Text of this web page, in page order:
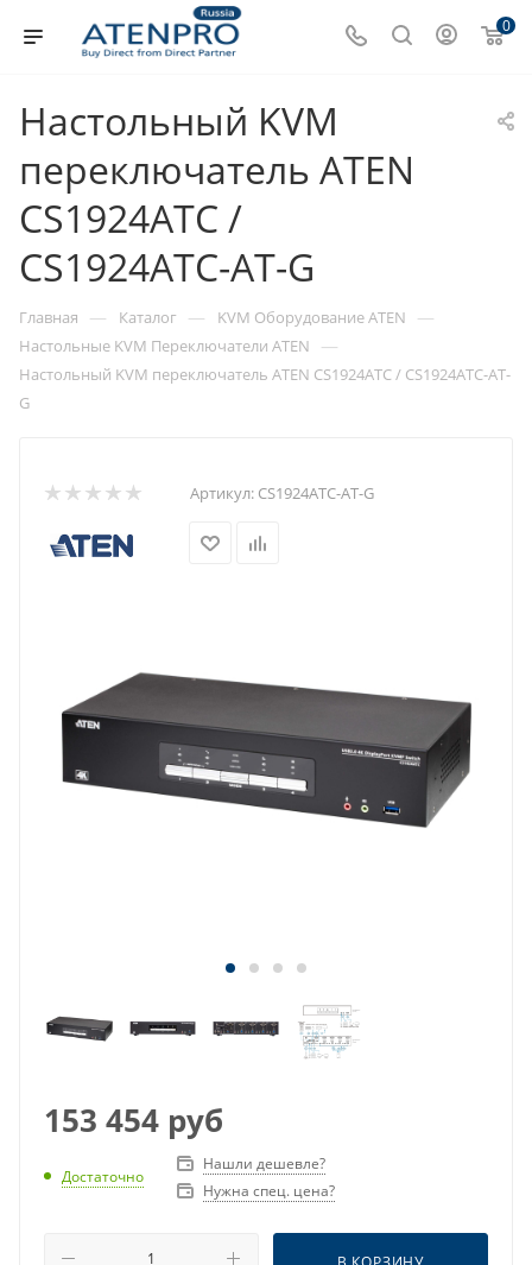
0
Настольный KVM
переключатель ATEN
CS1924ATC /
CS1924ATC-AT-G
Главная — Каталог — KVM Оборудование ATEN —
Настольные KVM Переключатели ATEN —
Настольный KVM переключатель ATEN CS1924ATC / CS1924ATC-AT-
G
Артикул: CS1924ATC-AT-G
153 454 руб
Достаточно
Нашли дешевле?
Нужна спец. цена?